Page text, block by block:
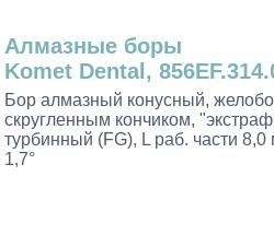
Алмазные боры
Komet Dental,
Бор алмазный конусный,
скругленным кончиком,
турбинный (FG), L раб. части
1,7°